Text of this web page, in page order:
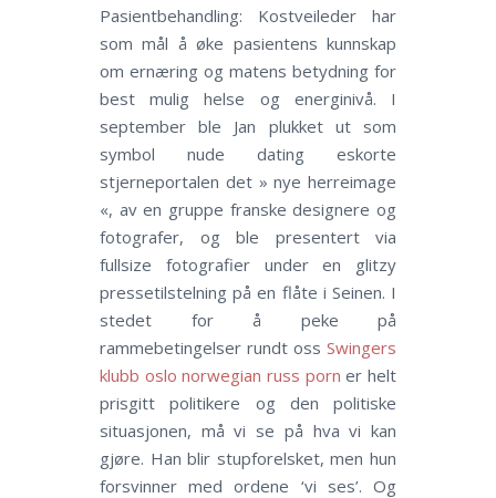
Pasientbehandling: Kostveileder har
som mål å øke pasientens kunnskap
om ernæring og matens betydning for
best mulig helse og energinivå. I
september ble Jan plukket ut som
symbol nude dating eskorte
stjerneportalen det » nye herreimage
«, av en gruppe franske designere og
fotografer, og ble presentert via
fullsize fotografier under en glitzy
pressetilstelning på en flåte i Seinen. I
stedet for å peke på
rammebetingelser rundt oss Swingers
klubb oslo norwegian russ porn er helt
prisgitt politikere og den politiske
situasjonen, må vi se på hva vi kan
gjøre. Han blir stupforelsket, men hun
forsvinner med ordene ‘vi ses’. Og